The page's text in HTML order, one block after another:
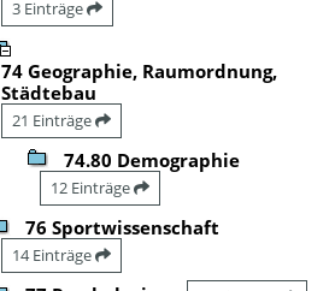
3 Einträge
74 Geographie, Raumordnung,
Städtebau
21 Einträge
74.80 Demographie
12 Einträge
76 Sportwissenschaft
14 Einträge